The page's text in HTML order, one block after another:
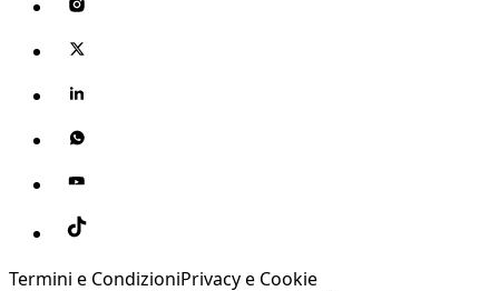
Termini e CondizioniPrivacy e Cookie